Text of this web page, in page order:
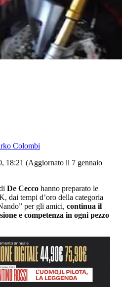
Colombi
18:21 (Aggiornato il 7 gennaio
De Cecco hanno preparato le
dai tempi d’oro della categoria
per gli amici, continua il
e competenza in ogni pezzo